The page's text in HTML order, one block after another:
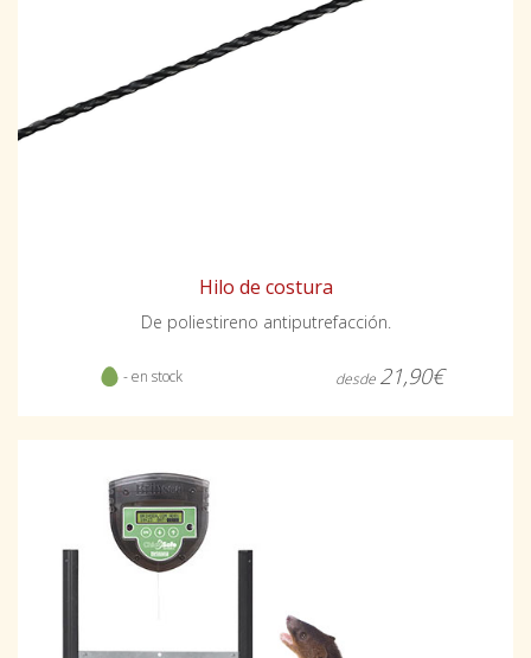
Hilo de costura
De poliestireno antiputrefacción.
- en stock desde 21,90€